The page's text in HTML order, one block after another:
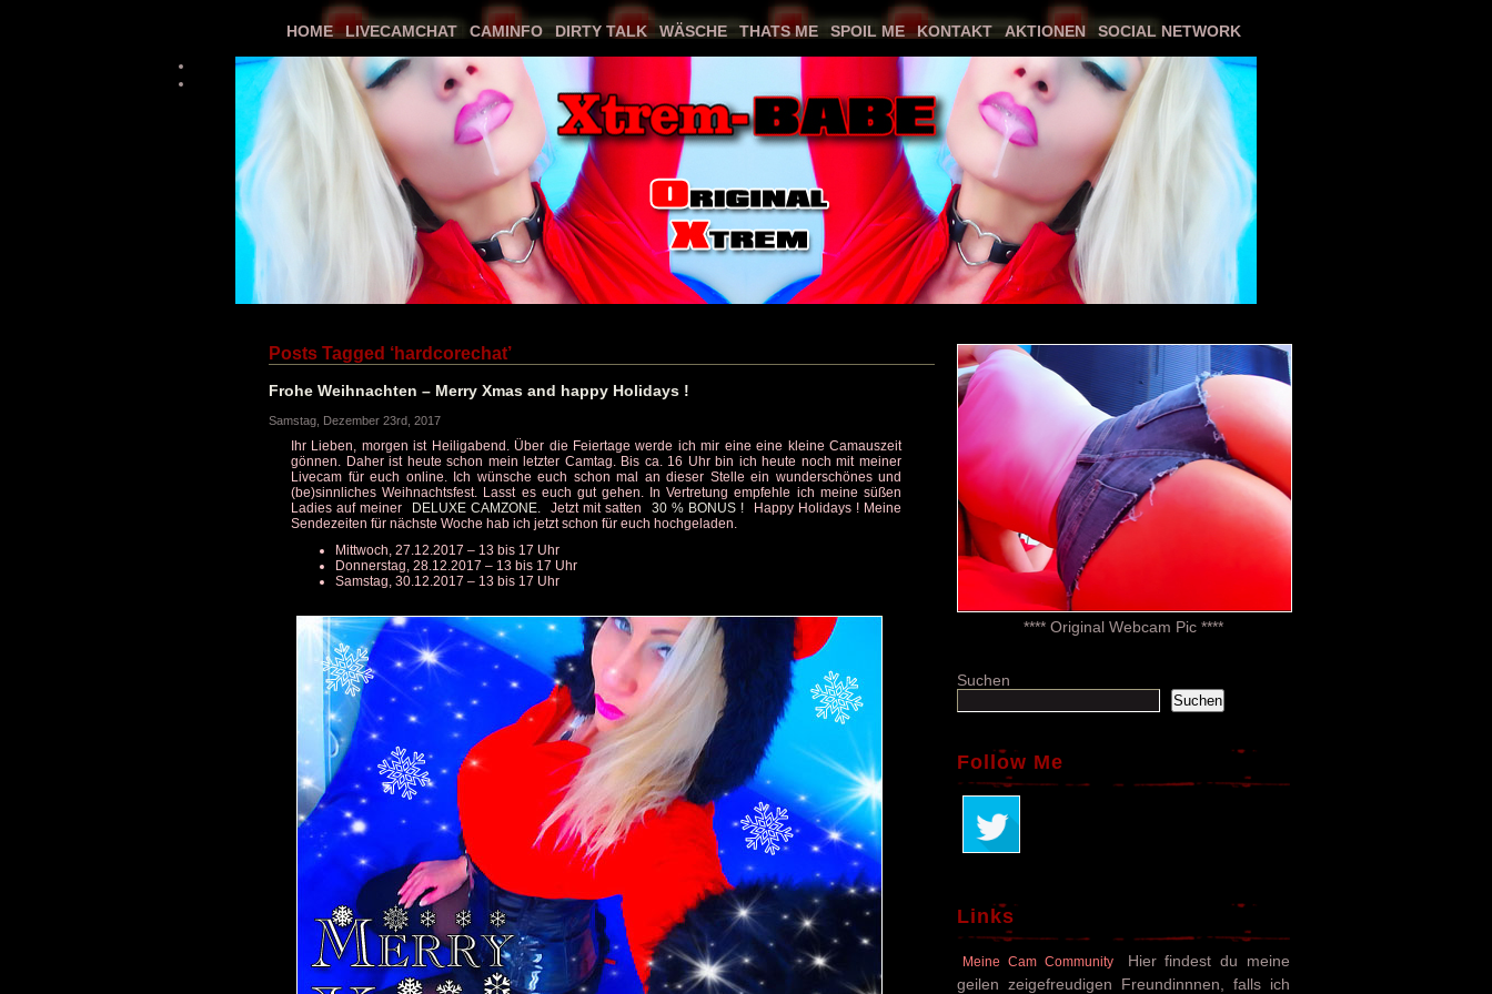
HOME LIVECAMCHAT CAMINFO DIRTY TALK WÄSCHE THATS ME SPOIL ME KONTAKT AKTIONEN
SOCIAL NETWORK
Posts Tagged ‘hardcorechat’
Frohe Weihnachten – Merry Xmas and happy Holidays !
Samstag, Dezember 23rd, 2017
Ihr Lieben, morgen ist Heiligabend. Über die Feiertage werde ich mir eine eine kleine Camauszeit
gönnen. Daher ist heute schon mein letzter Camtag. Bis ca. 16 Uhr bin ich heute noch mit meiner
Livecam für euch online. Ich wünsche euch schon mal an dieser Stelle ein wunderschönes und
(be)sinnliches Weihnachtsfest. Lasst es euch gut gehen. In Vertretung empfehle ich meine süßen
Ladies auf meiner
DELUXE CAMZONE. Jetzt mit satten 30 % BONUS !
Happy Holidays ! Meine
Sendezeiten für nächste Woche hab ich jetzt schon für euch hochgeladen.
Mittwoch, 27.12.2017 – 13 bis 17 Uhr
Donnerstag, 28.12.2017 – 13 bis 17 Uhr
Samstag, 30.12.2017 – 13 bis 17 Uhr
**** Original Webcam Pic ****
Suchen
Suchen
Follow Me
Links
Meine Cam Community
Hier findest du meine
geilen zeigefreudigen Freundinnnen, falls ich